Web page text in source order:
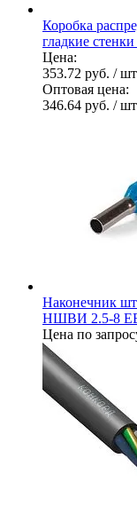
Коробка
гладкие
Цена:
353.72 руб. /
Оптовая цена:
346.64 руб. /
Наконечник
НШВИ 2.5-8
Цена по